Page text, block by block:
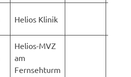
Helios Klinik
Helios-MVZ
am
Fernsehturm